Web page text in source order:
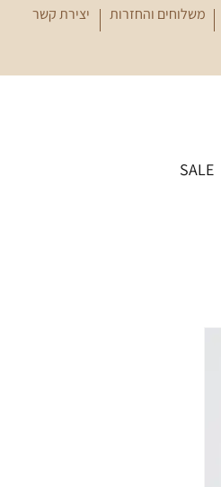
יצירת קשר משלוחים והחזרות
SALE